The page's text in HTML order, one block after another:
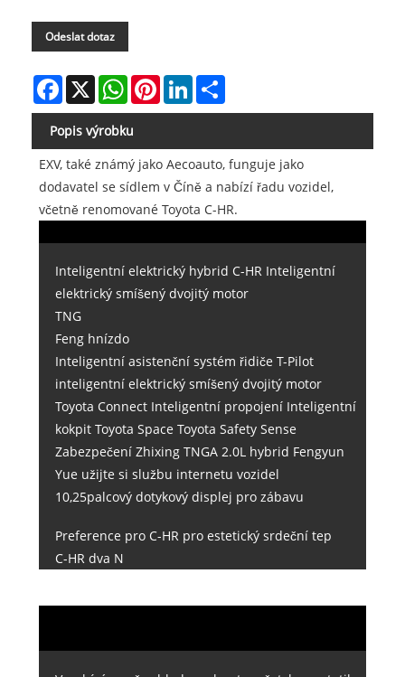
Odeslat dotaz
Facebook
X WhatsAppPinterestLinkedIn
Popis výrobku
EXV, také známý jako Aecoauto, funguje jako
dodavatel se sídlem v Číně a nabízí řadu vozidel,
včetně renomované Toyota C-HR.
Inteligentní elektrický hybrid C-HR Inteligentní
elektrický smíšený dvojitý motor
TNG
Feng hnízdo
Inteligentní asistenční systém řidiče T-Pilot
inteligentní elektrický smíšený dvojitý motor
Toyota Connect Inteligentní propojení Inteligentní
kokpit Toyota Space Toyota Safety Sense
Zabezpečení Zhixing TNGA 2.0L hybrid Fengyun
Yue užijte si službu internetu vozidel
10,25palcový dotykový displej pro zábavu
Preference pro C-HR pro estetický srdeční tep
C-HR dva N